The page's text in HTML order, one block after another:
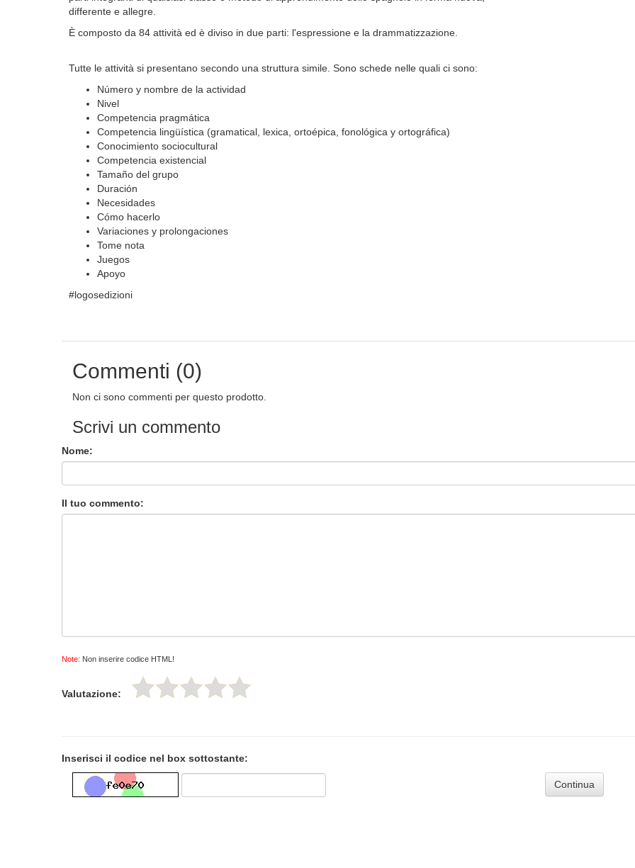
differente e allegre.
È composto da 84 attività ed è diviso in due parti: l'espressione e la drammatizzazione.
Tutte le attività si presentano secondo una struttura simile. Sono schede nelle quali ci sono:
Número y nombre de la actividad
Nivel
Competencia pragmática
Competencia lingüística (gramatical, lexica, ortoépica, fonológica y ortográfica)
Conocimiento sociocultural
Competencia existencial
Tamaño del grupo
Duración
Necesidades
Cómo hacerlo
Variaciones y prolongaciones
Tome nota
Juegos
Apoyo
#logosedizioni
Commenti (0)
Non ci sono commenti per questo prodotto.
Scrivi un commento
Nome:
Il tuo commento:
Note: Non inserire codice HTML!
Valutazione:
Inserisci il codice nel box sottostante:
Continua